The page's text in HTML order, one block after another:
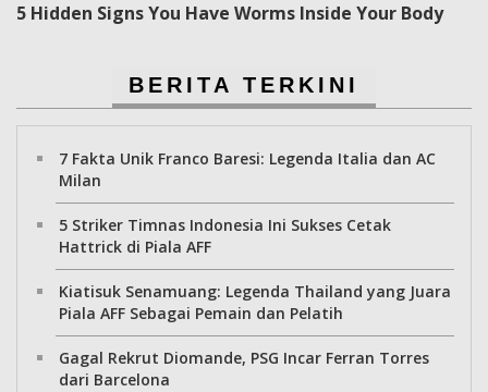
5 Hidden Signs You Have Worms Inside Your Body
BERITA TERKINI
7 Fakta Unik Franco Baresi: Legenda Italia dan AC
Milan
5 Striker Timnas Indonesia Ini Sukses Cetak
Hattrick di Piala AFF
Kiatisuk Senamuang: Legenda Thailand yang Juara
Piala AFF Sebagai Pemain dan Pelatih
Gagal Rekrut Diomande, PSG Incar Ferran Torres
dari Barcelona